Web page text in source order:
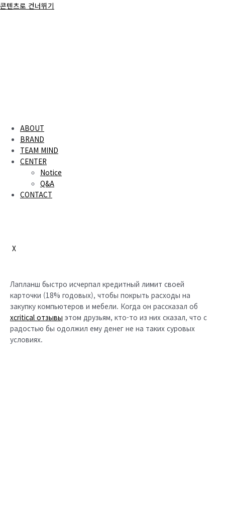
콘텐츠로 건너뛰기
ABOUT
BRAND
TEAM MIND
CENTER
Notice
Q&A
CONTACT
X
Лапланш быстро исчерпал кредитный лимит своей
карточки (18% годовых), чтобы покрыть расходы на
закупку компьютеров и мебели. Когда он рассказал об
xcritical отзывы этом друзьям, кто-то из них сказал, что с
радостью бы одолжил ему денег не на таких суровых
условиях.